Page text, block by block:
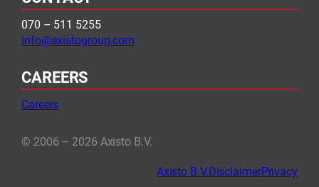
070 – 511 5255
info@axistogroup.com
CAREERS
Careers
© 2006 – 2026 Axisto B.V.
Axisto B.V.DisclaimerPrivacy